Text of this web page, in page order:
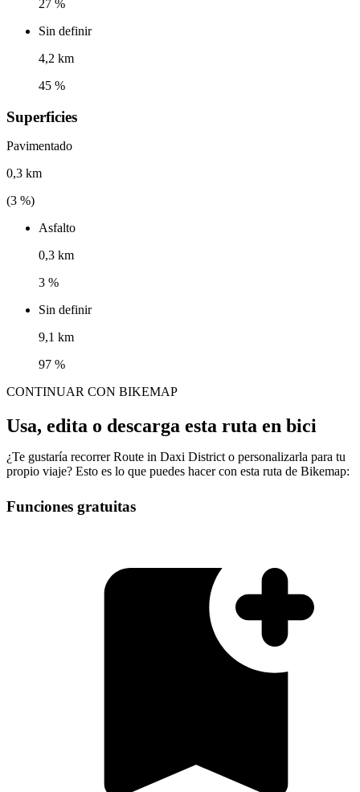
27 %
Sin definir
4,2 km
45 %
Superficies
Pavimentado
0,3 km
(3 %)
Asfalto
0,3 km
3 %
Sin definir
9,1 km
97 %
CONTINUAR CON BIKEMAP
Usa, edita o descarga esta ruta en bici
¿Te gustaría recorrer Route in Daxi District o personalizarla para tu
propio viaje? Esto es lo que puedes hacer con esta ruta de Bikemap:
Funciones gratuitas